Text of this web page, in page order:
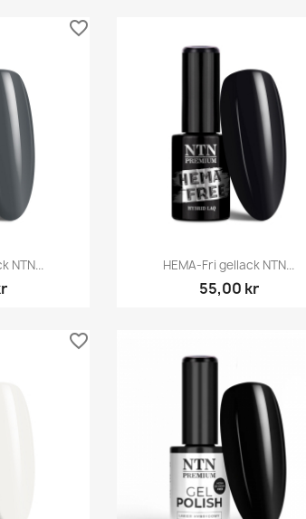
favorite_border
Snabbvy
HEMA-Fri gellack NTN...
55,00 kr
favorite_border